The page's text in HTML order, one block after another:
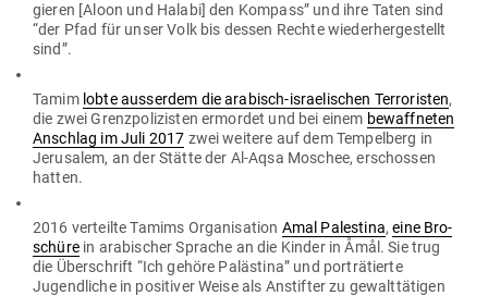
gieren [Aloon und Halabi] den Kompass” und ihre Taten sind
“der Pfad für unser Volk bis dessen Rechte wie­der­her­ge­stellt
sind”.
Tamim lobte aus­serdem die ara­bisch-israe­li­schen Ter­ro­risten,
die zwei Grenz­po­li­zisten ermordet und bei einem bewaff­neten
Anschlag im Juli 2017 zwei weitere auf dem Tem­pelberg in
Jeru­salem, an der Stätte der Al-Aqsa Moschee, erschossen
hatten.
2016 ver­teilte Tamims Orga­ni­sation Amal Pal­estina,eine Bro­
schürein ara­bi­scher Sprache an die Kinder in Åmål. Sie trug
die Über­schrift “Ich gehöre Palästina” und por­trä­tierte
Jugend­liche in posi­tiver Weise als Anstifter zu gewalt­tä­tigen